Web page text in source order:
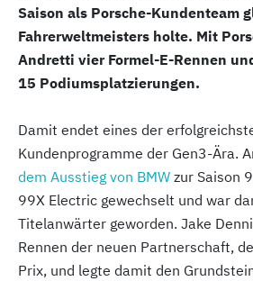
Saison als Porsche-Kundenteam
Fahrerweltmeisters holte. Mit
Andretti vier Formel-E-Rennen
15 Podiumsplatzierungen.
Damit endet eines der
Kundenprogramme der Gen3-Ära.
dem Ausstieg von BMW zur Saison
99X Electric gewechselt und war
Titelanwärter geworden. Jake
Rennen der neuen Partnerschaft,
Prix, und legte damit den